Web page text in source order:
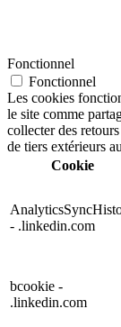
Fonctionnel
Fonctionnel
Les cookies
le site comme
collecter des
de tiers extérieurs
Cookie
- .linkedin.com
bcookie -
.linkedin.com